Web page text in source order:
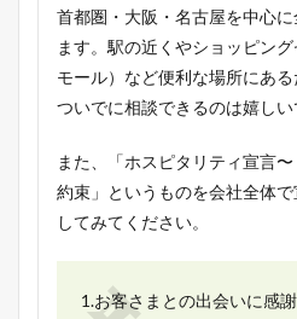
首都圏・大阪・名古屋を中心
ます。駅の近くやショッピン
モール）など便利な場所にあ
ついでに相談できるのは嬉しい
また、「ホスピタリティ宣言
約束」というものを会社全体
してみてください。
1.お客さまとの出会いに感